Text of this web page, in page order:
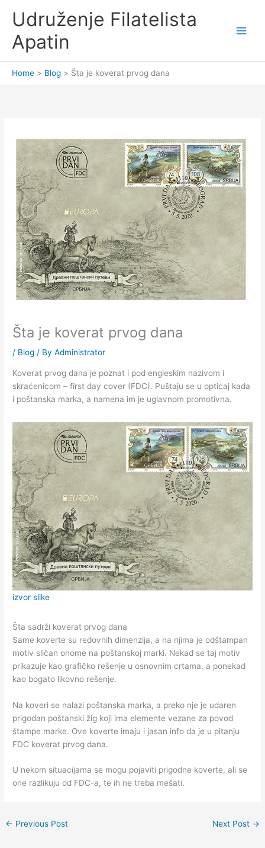
Udruženje Filatelista
Apatin
Home Blog Šta je koverat prvog dana
Šta je koverat prvog dana
/ Blog / ByAdministrator
Koverat prvog dana je poznat i pod engleskim nazivom i
skraćenicom – first day cover (FDC). Puštaju se u opticaj kada
i poštanska marka, a namena im je uglavnom promotivna.
izvor slike
Šta sadrži koverat prvog dana
Same koverte su redovnih dimenzija, a na njima je odštampan
motiv sličan onome na poštanskoj marki. Nekad se taj motiv
prikazuje kao grafičko rešenje u osnovnim crtama, a ponekad
kao bogato likovno rešenje.
Na koveri se nalazi poštanska marka, a preko nje je udaren
prigodan poštanski žig koji ima elemente vezane za povod
štampe marke. Ove koverte imaju i jasan info da je u pitanju
FDC koverat prvog dana.
U nekom situacijama se mogu pojaviti prigodne koverte, ali se
one razlikuju od FDC-a, te ih ne treba mešati.
← Previous Post Next Post →